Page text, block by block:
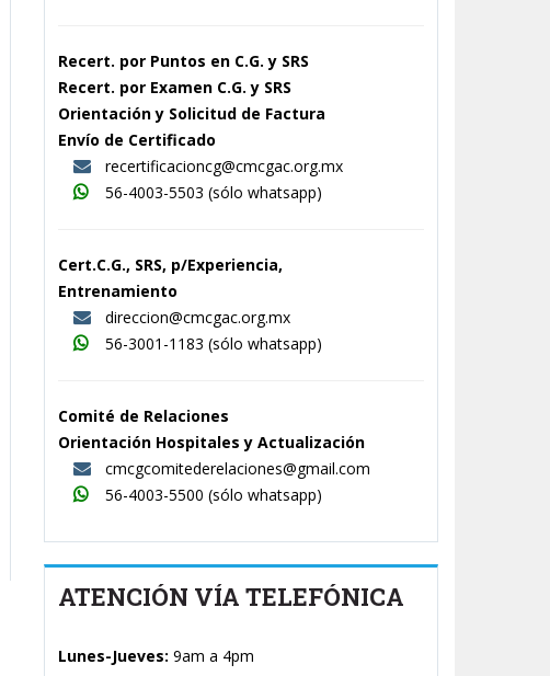
Recert. por Puntos en C.G. y SRS
Recert. por Examen C.G. y SRS
Orientación y Solicitud de Factura
Envío de Certificado
recertificacioncg@cmcgac.org.mx
56-4003-5503 (sólo whatsapp)
Cert.C.G., SRS, p/Experiencia,
Entrenamiento
direccion@cmcgac.org.mx
56-3001-1183 (sólo whatsapp)
Comité de Relaciones
Orientación Hospitales y Actualización
cmcgcomitederelaciones@gmail.com
56-4003-5500 (sólo whatsapp)
ATENCIÓN VÍA TELEFÓNICA
Lunes-Jueves: 9am a 4pm